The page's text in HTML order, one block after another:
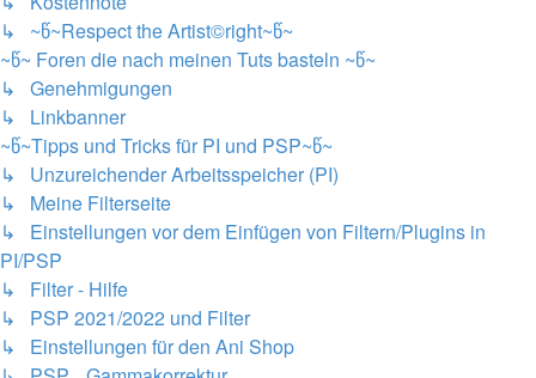
↳ ~წ~Respect the Artist©right~წ~
~წ~ Foren die nach meinen Tuts basteln ~წ~
↳ Genehmigungen
↳ Linkbanner
~წ~Tipps und Tricks für PI und PSP~წ~
↳ Unzureichender Arbeitsspeicher (PI)
↳ Meine Filterseite
↳ Einstellungen vor dem Einfügen von Filtern/Plugins in
PI/PSP
↳ Filter - Hilfe
↳ PSP 2021/2022 und Filter
↳ Einstellungen für den Ani Shop